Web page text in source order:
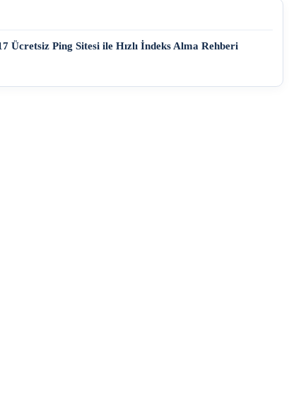
Ücretsiz Ping Sitesi ile Hızlı İndeks Alma Rehberi